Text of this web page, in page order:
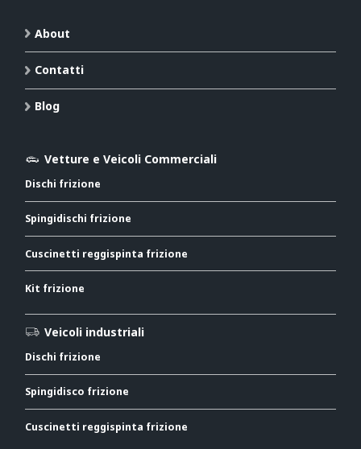
About
Contatti
Blog
Vetture e Veicoli Commerciali
Dischi frizione
Spingidischi frizione
Cuscinetti reggispinta frizione
Kit frizione
Veicoli industriali
Dischi frizione
Spingidisco frizione
Cuscinetti reggispinta frizione